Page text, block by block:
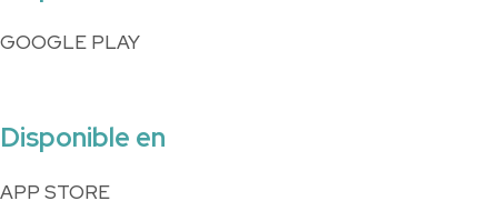
GOOGLE PLAY
Disponible en
APP STORE